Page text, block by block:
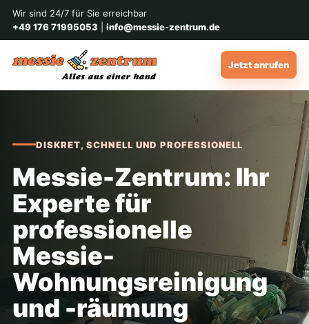
Wir sind 24/7 für Sie erreichbar
+49 176 71995053
info@messie-zentrum.de
Jetzt anrufen
DISKRET, SCHNELL UND PROFESSIONELL
Messie-Zentrum: Ihr
Experte für
professionelle
Messie-
Wohnungsreinigung
und -räumung